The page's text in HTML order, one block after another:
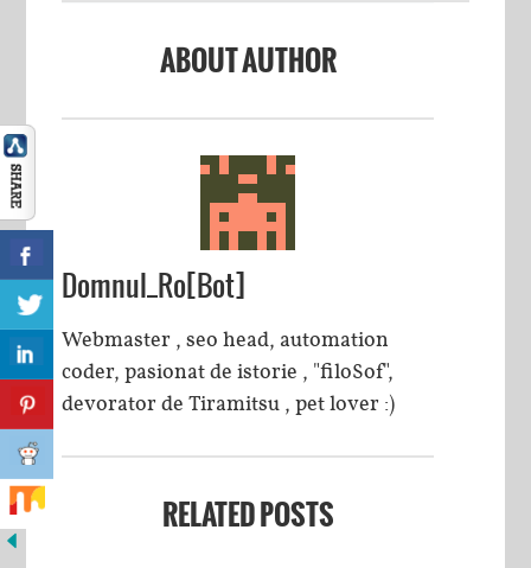
ABOUT AUTHOR
Domnul_Ro[Bot]
Webmaster , seo head, automation
coder, pasionat de istorie , "filoSof",
devorator de Tiramitsu , pet lover :)
RELATED POSTS